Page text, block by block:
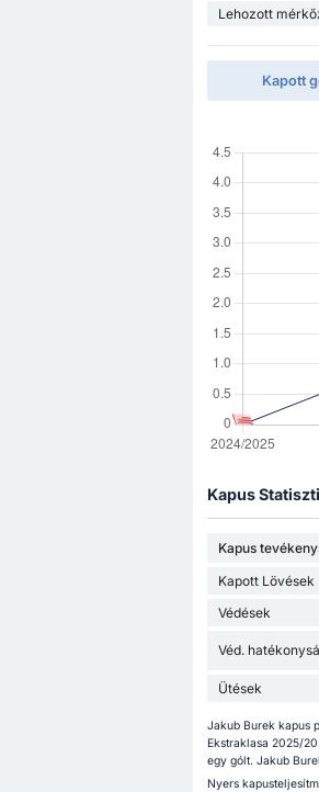
Lehozott
Kapott
Kapus
Kapus
Kapott Lövések
Védések
Véd.
Ütések
Jakub Burek kapus
Ekstraklasa 2025/
egy gólt. Jakub
Nyers